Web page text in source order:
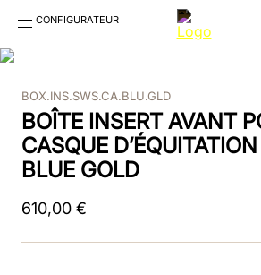
CONFIGURATEUR
Cosa stai cercando?
RECHERCHES FRÉQUENTES
1.kep cromo 2 0
2.helmet
3.kep
BOX.INS.SWS.CA.BLU.GLD
BOÎTE INSERT AVANT
CASQUE
BLUE GOLD
610,00 €